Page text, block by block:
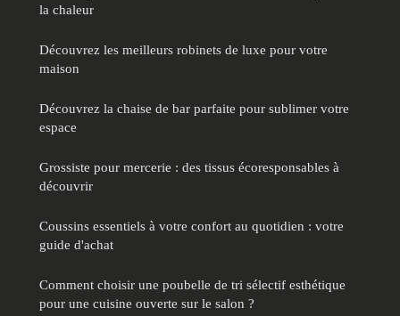
la chaleur
Découvrez les meilleurs robinets de luxe pour votre
maison
Découvrez la chaise de bar parfaite pour sublimer votre
espace
Grossiste pour mercerie : des tissus écoresponsables à
découvrir
Coussins essentiels à votre confort au quotidien : votre
guide d'achat
Comment choisir une poubelle de tri sélectif esthétique
pour une cuisine ouverte sur le salon ?